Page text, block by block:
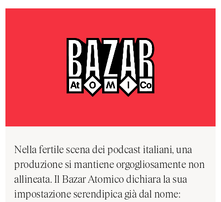
Nella fertile scena dei podcast italiani, una
produzione si mantiene orgogliosamente non
allineata. Il Bazar Atomico dichiara la sua
impostazione serendipica già dal nome: